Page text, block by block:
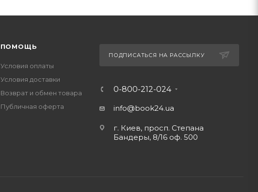
ПОМОЩЬ
Условия оплаты
Условия доставки
Возврат и обмен товара
Публичная оферта
ПОДПИСАТЬСЯ НА РАССЫЛКУ
0-800-212-024
info@book24.ua
г. Киев, просп. Степана
Бандеры, 8/16 оф. 500